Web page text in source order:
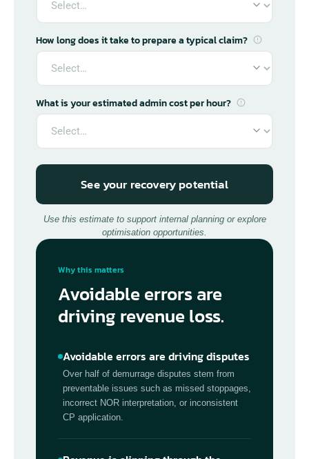
How long does it take to prepare a typical claim?
What is your estimated admin cost per hour?
See your recovery potential
Use this estimate to support internal planning or explore
optimisation opportunities.
Why this matters
Avoidable errors are
driving revenue loss.
Avoidable errors are driving disputes
Over half of demurrage disputes stem from
preventable issues such as missed stoppages,
incorrect NOR interpretation, or inconsistent
CP application.